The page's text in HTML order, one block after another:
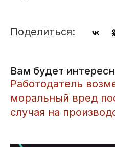
Поделиться:
Вам будет
Работодатель
моральный вред
случая на